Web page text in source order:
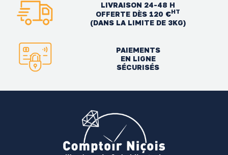
LIVRAISON 24-48 H
OFFERTE DÈS 120 €HT
(DANS LA LIMITE DE 3KG)
PAIEMENTS
EN LIGNE
SÉCURISÉS